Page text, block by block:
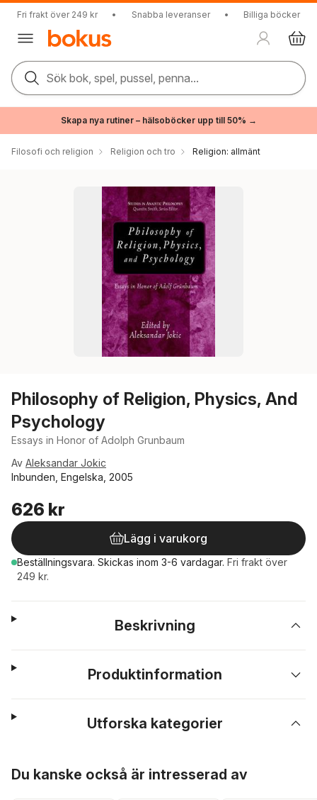
Fri frakt över 249 kr • Snabba leveranser • Billiga böcker
Sök bok, spel, pussel, penna...
Skapa nya rutiner – hälsoböcker upp till 50% →
Filosofi och religion Religion och tro Religion: allmänt
Philosophy of Religion, Physics, And
Psychology
Essays in Honor of Adolph Grunbaum
Av Aleksandar Jokic
Inbunden, Engelska, 2005
626 kr
Lägg i varukorg
Beställningsvara. Skickas inom 3-6 vardagar. Fri frakt över
249 kr.
Beskrivning
Produktinformation
Utforska kategorier
Du kanske också är intresserad av